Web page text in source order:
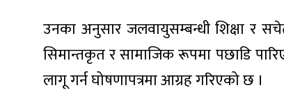
उनका अनुसार जलवायुसम्बन्धी शिक्षा र
सिमान्तकृत र सामाजिक रूपमा पछाडि
लागू गर्न घोषणापत्रमा आग्रह गरिएको छ ।